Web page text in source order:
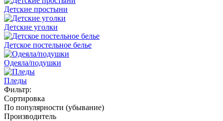
Детские простыни
Детские уголки
Детское постельное белье
Одеяла/подушки
Пледы
Фильтр:
Сортировка
По популярности (убывание)
Производитель